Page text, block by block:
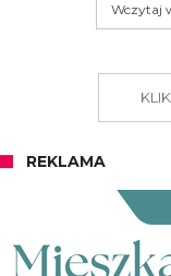
Wczytaj
REKLAMA